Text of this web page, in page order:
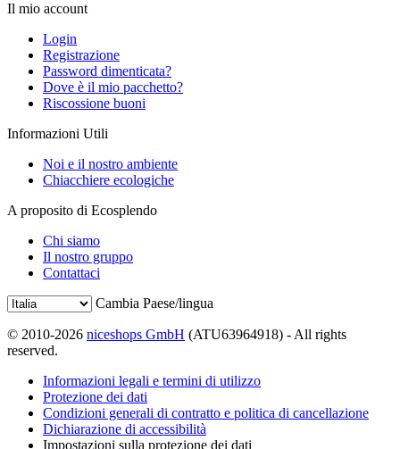
Il mio account
Login
Registrazione
Password dimenticata?
Dove è il mio pacchetto?
Riscossione buoni
Informazioni Utili
Noi e il nostro ambiente
Chiacchiere ecologiche
A proposito di Ecosplendo
Chi siamo
Il nostro gruppo
Contattaci
Cambia Paese/lingua
© 2010-2026 niceshops GmbH (ATU63964918) - All rights
reserved.
Informazioni legali e termini di utilizzo
Protezione dei dati
Condizioni generali di contratto e politica di cancellazione
Dichiarazione di accessibilità
Impostazioni sulla protezione dei dati